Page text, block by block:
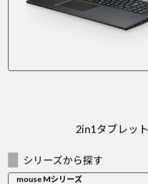
2in1タブレット
シリーズから探す
mouse Mシリーズ